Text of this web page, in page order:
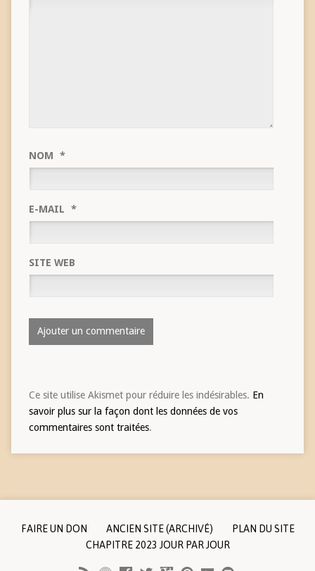
NOM *
E-MAIL *
SITE WEB
Ce site utilise Akismet pour réduire les indésirables. En
savoir plus sur la façon dont les données de vos
commentaires sont traitées.
FAIRE UN DON ANCIEN SITE (ARCHIVÉ)
PLAN DU SITE
CHAPITRE 2023 JOUR PAR JOUR